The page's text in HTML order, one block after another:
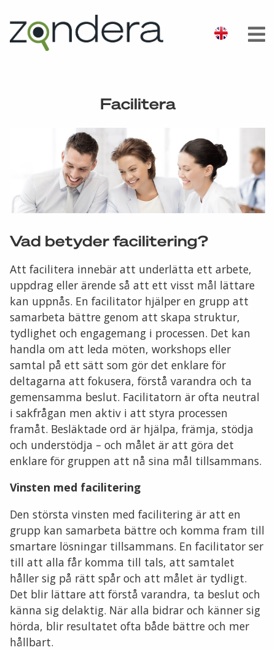
Facilitera
Vad betyder facilitering?
Att facilitera innebär att underlätta ett arbete,
uppdrag eller ärende så att ett visst mål lättare
kan uppnås. En facilitator hjälper en grupp att
samarbeta bättre genom att skapa struktur,
tydlighet och engagemang i processen. Det kan
handla om att leda möten, workshops eller
samtal på ett sätt som gör det enklare för
deltagarna att fokusera, förstå varandra och ta
gemensamma beslut. Facilitatorn är ofta neutral
i sakfrågan men aktiv i att styra processen
framåt. Besläktade ord är hjälpa, främja, stödja
och understödja – och målet är att göra det
enklare för gruppen att nå sina mål tillsammans.
Vinsten med facilitering
Den största vinsten med facilitering är att en
grupp kan samarbeta bättre och komma fram till
smartare lösningar tillsammans. En facilitator ser
till att alla får komma till tals, att samtalet
håller sig på rätt spår och att målet är tydligt.
Det blir lättare att förstå varandra, ta beslut och
känna sig delaktig. När alla bidrar och känner sig
hörda, blir resultatet ofta både bättre och mer
hållbart.